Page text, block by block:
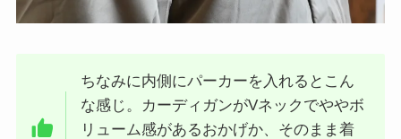
ちなみに内側にパーカーを入れるとこん
な感じ。カーディガンがVネックでややボ
リューム感があるおかげか、そのまま着